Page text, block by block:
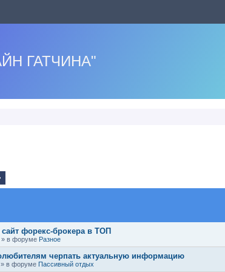
ГАТЧИНА"
форекс-брокера в ТОП
» в форуме Разное
черпать актуальную информацию
» в форуме Пассивный отдых